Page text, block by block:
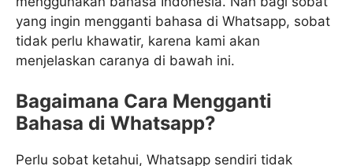
yang ingin mengganti bahasa di Whatsapp, sobat
tidak perlu khawatir, karena kami akan
menjelaskan caranya di bawah ini.
Bagaimana Cara Mengganti
Bahasa di Whatsapp?
Perlu sobat ketahui, Whatsapp sendiri tidak